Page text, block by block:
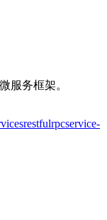
服务框架。
restfulrpcservice-